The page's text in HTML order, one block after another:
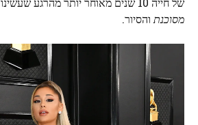
מסוכנתוהסיור.